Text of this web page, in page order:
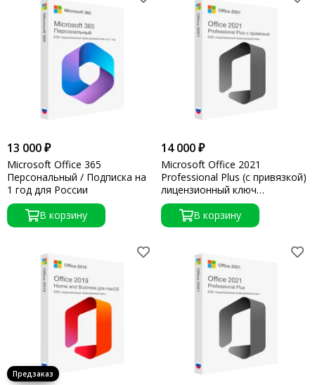
13 000 ₽
Microsoft Office 365
Персональный / Подписка на
1 год для России
В корзину
14 000 ₽
Microsoft Office 2021
Professional Plus (с привязкой)
лицензионный ключ
активации
В корзину